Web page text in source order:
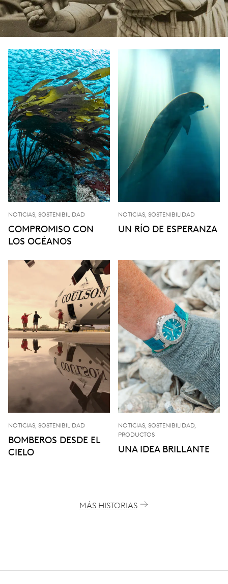
NOTICIAS, SOSTENIBILIDAD
COMPROMISO CON
LOS OCÉANOS
NOTICIAS, SOSTENIBILIDAD
UN RÍO DE ESPERANZA
NOTICIAS, SOSTENIBILIDAD
BOMBEROS DESDE EL
CIELO
NOTICIAS, SOSTENIBILIDAD,
PRODUCTOS
UNA IDEA BRILLANTE
MÁS HISTORIAS